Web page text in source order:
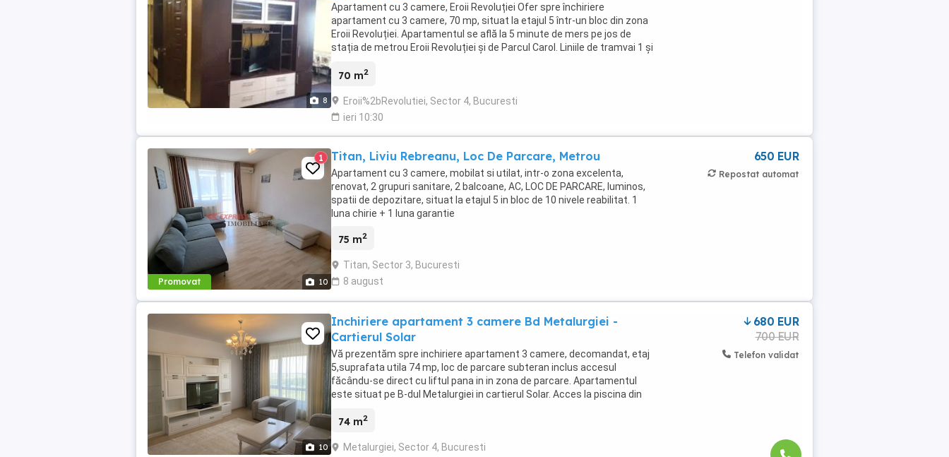
8
Apartament cu 3 camere, Eroii Revoluției Ofer spre închiriere
apartament cu 3 camere, 70 mp, situat la etajul 5 într-un bloc din zona
Eroii Revoluției. Apartamentul se află la 5 minute de mers pe jos de
stația de metrou Eroii Revoluției și de Parcul Carol. Liniile de tramvai 1 și
70 m2
Eroii%2bRevolutiei, Sector 4, Bucuresti
ieri 10:30
Promovat 10
1 Titan, Liviu Rebreanu, Loc De Parcare, Metrou
Apartament cu 3 camere, mobilat si utilat, intr-o zona excelenta,
renovat, 2 grupuri sanitare, 2 balcoane, AC, LOC DE PARCARE, luminos,
spatii de depozitare, situat la etajul 5 in bloc de 10 nivele reabilitat. 1
luna chirie + 1 luna garantie
75 m2
Titan, Sector 3, Bucuresti
8 august
650 EUR
Repostat automat
10
Inchiriere apartament 3 camere Bd Metalurgiei -
Cartierul Solar
Vă prezentăm spre inchiriere apartament 3 camere, decomandat, etaj
5,suprafata utila 74 mp, loc de parcare subteran inclus accesul
făcându-se direct cu liftul pana in in zona de parcare. Apartamentul
este situat pe B-dul Metalurgiei in cartierul Solar. Acces la piscina din
74 m2
Metalurgiei, Sector 4, Bucuresti
680 EUR
700 EUR
Telefon validat